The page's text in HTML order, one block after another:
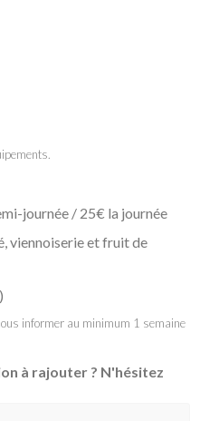
journée / 25€ la journée
viennoiserie et fruit de
informer au minimum 1 semaine
à rajouter ? N'hésitez